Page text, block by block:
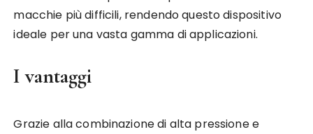
macchie più difficili, rendendo questo dispositivo
ideale per una vasta gamma di applicazioni.
I vantaggi
Grazie alla combinazione di alta pressione e